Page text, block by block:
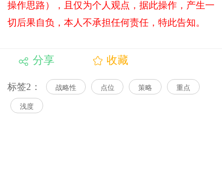
操作思路），且仅为个人观点，据此操作，产生一
切后果自负，本人不承担任何责任，特此告知。
分享 收藏
标签2： 战略性 点位 策略 重点
浅度